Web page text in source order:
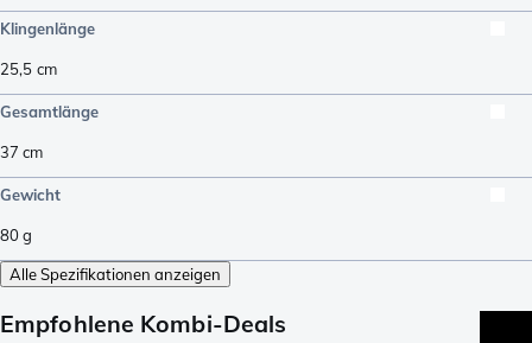
Klingenlänge
25,5 cm
Gesamtlänge
37 cm
Gewicht
80g
Alle Spezifikationen anzeigen
Empfohlene Kombi-Deals